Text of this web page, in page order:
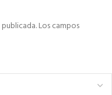
Los campos